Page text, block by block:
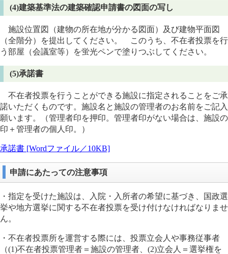
(4)建築基準法の建築確認申請書の図面の写し
施設位置図（建物の所在地が分かる図面）及び建物平面図
（全階分）を提出してください。 このうち、不在者投票を行
う部屋（会議室等）を蛍光ペンで塗りつぶしてください。
(5)承諾書
不在者投票を行うことができる施設に指定されることをご承
諾いただくものです。施設名と施設の管理者のお名前をご記入
願います。（管理者印を押印。管理者印がない場合は、施設の
印＋管理者の個人印。）
承諾書 [Wordファイル／10KB]
申請にあたっての注意事項
・指定を受けた施設は、入院・入所者の希望に基づき、国政選
挙や地方選挙に関する不在者投票を受け付けなければなりませ
ん。
・不在者投票所を運営する際には、投票立会人や事務従事者
（(1)不在者投票管理者＝施設の管理者、(2)立会人＝選挙権を